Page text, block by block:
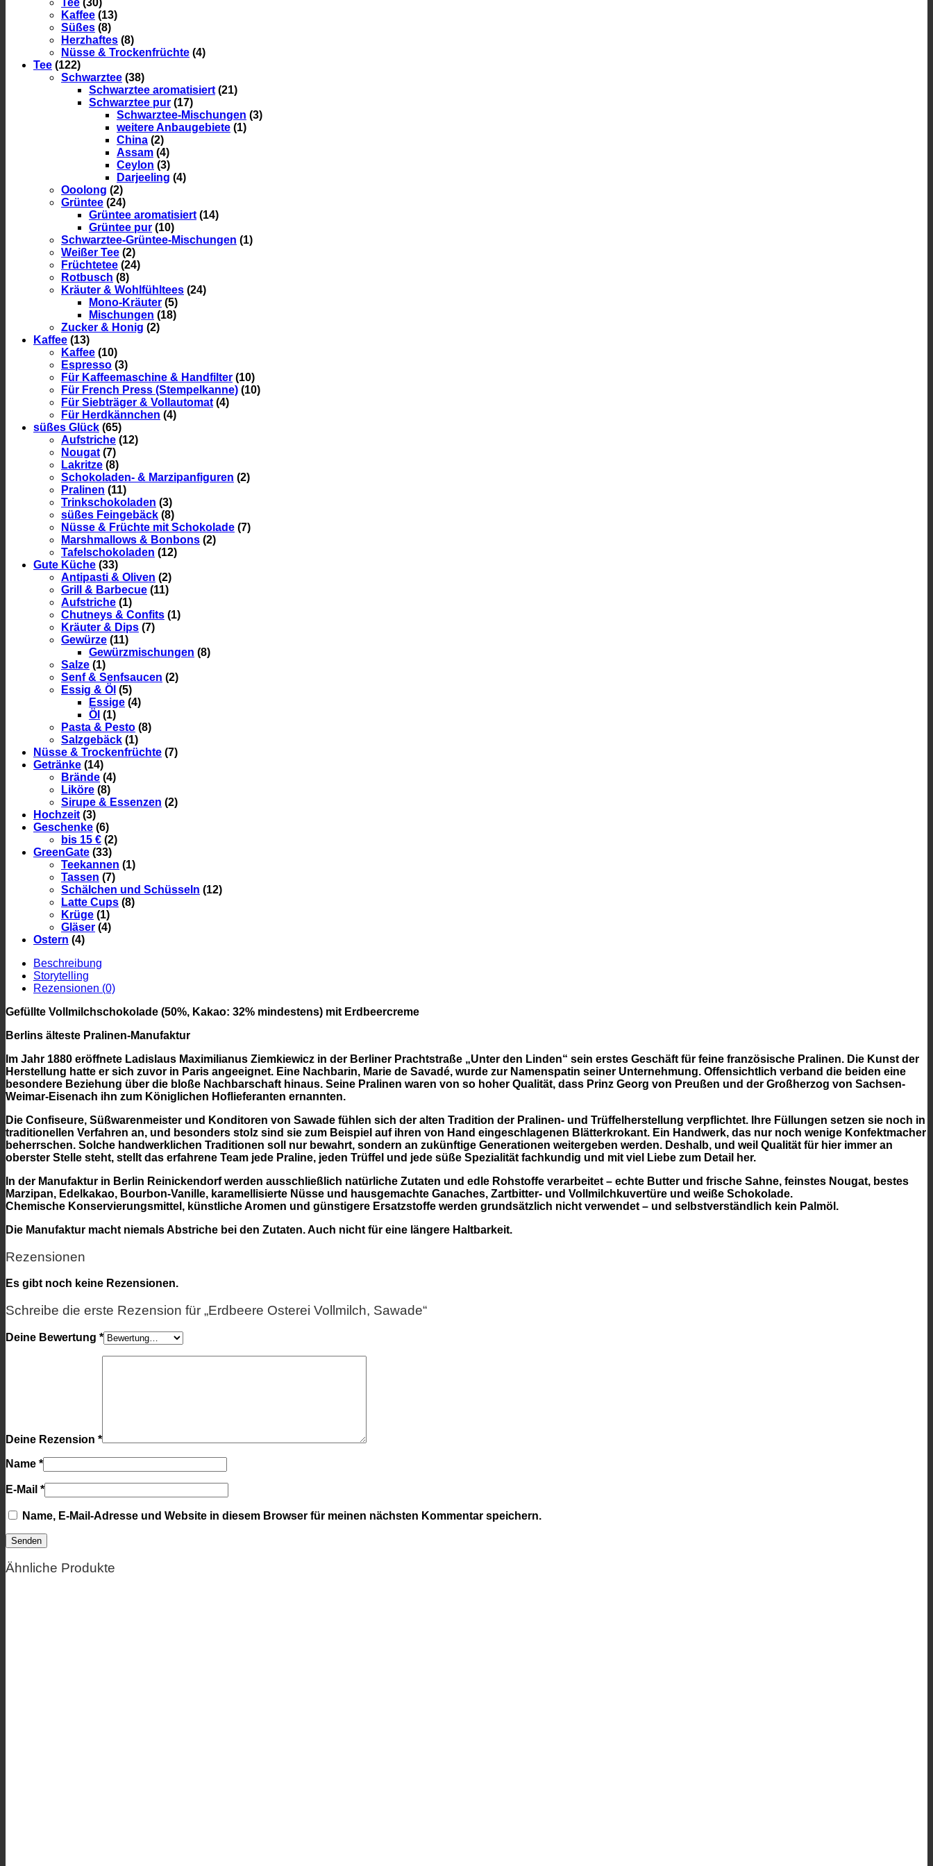
Kaffee (13)
Süßes (8)
Herzhaftes (8)
Nüsse & Trockenfrüchte (4)
Tee (122)
Schwarztee (38)
Schwarztee aromatisiert (21)
Schwarztee pur (17)
Schwarztee-Mischungen (3)
weitere Anbaugebiete (1)
China (2)
Assam (4)
Ceylon (3)
Darjeeling (4)
Ooolong (2)
Grüntee (24)
Grüntee aromatisiert (14)
Grüntee pur (10)
Schwarztee-Grüntee-Mischungen (1)
Weißer Tee (2)
Früchtetee (24)
Rotbusch (8)
Kräuter & Wohlfühltees (24)
Mono-Kräuter (5)
Mischungen (18)
Zucker & Honig (2)
Kaffee (13)
Kaffee (10)
Espresso (3)
Für Kaffeemaschine & Handfilter (10)
Für French Press (Stempelkanne) (10)
Für Siebträger & Vollautomat (4)
Für Herdkännchen (4)
süßes Glück (65)
Aufstriche (12)
Nougat (7)
Lakritze (8)
Schokoladen- & Marzipanfiguren (2)
Pralinen (11)
Trinkschokoladen (3)
süßes Feingebäck (8)
Nüsse & Früchte mit Schokolade (7)
Marshmallows & Bonbons (2)
Tafelschokoladen (12)
Gute Küche (33)
Antipasti & Oliven (2)
Grill & Barbecue (11)
Aufstriche (1)
Chutneys & Confits (1)
Kräuter & Dips (7)
Gewürze (11)
Gewürzmischungen (8)
Salze (1)
Senf & Senfsaucen (2)
Essig & Öl (5)
Essige (4)
Öl (1)
Pasta & Pesto (8)
Salzgebäck (1)
Nüsse & Trockenfrüchte (7)
Getränke (14)
Brände (4)
Liköre (8)
Sirupe & Essenzen (2)
Hochzeit (3)
Geschenke (6)
bis 15 € (2)
GreenGate (33)
Teekannen (1)
Tassen (7)
Schälchen und Schüsseln (12)
Latte Cups (8)
Krüge (1)
Gläser (4)
Ostern (4)
Beschreibung
Storytelling
Rezensionen (0)
Gefüllte Vollmilchschokolade (50%, Kakao: 32% mindestens) mit Erdbeercreme
Berlins älteste Pralinen-Manufaktur
Im Jahr 1880 eröffnete Ladislaus Maximilianus Ziemkiewicz in der Berliner Prachtstraße „Unter den Linden“ sein erstes Geschäft für feine französische Pralinen. Die Kunst der
Herstellung hatte er sich zuvor in Paris angeeignet. Eine Nachbarin, Marie de Savadé, wurde zur Namenspatin seiner Unternehmung. Offensichtlich verband die beiden eine
besondere Beziehung über die bloße Nachbarschaft hinaus. Seine Pralinen waren von so hoher Qualität, dass Prinz Georg von Preußen und der Großherzog von Sachsen-
Weimar-Eisenach ihn zum Königlichen Hoflieferanten ernannten.
Die Confiseure, Süßwarenmeister und Konditoren von Sawade fühlen sich der alten Tradition der Pralinen- und Trüffelherstellung verpflichtet. Ihre Füllungen setzen sie noch in
traditionellen Verfahren an, und besonders stolz sind sie zum Beispiel auf ihren von Hand eingeschlagenen Blätterkrokant. Ein Handwerk, das nur noch wenige Konfektmacher
beherrschen. Solche handwerklichen Traditionen soll nur bewahrt, sondern an zukünftige Generationen weitergeben werden. Deshalb, und weil Qualität für hier immer an
oberster Stelle steht, stellt das erfahrene Team jede Praline, jeden Trüffel und jede süße Spezialität fachkundig und mit viel Liebe zum Detail her.
In der Manufaktur in Berlin Reinickendorf werden ausschließlich natürliche Zutaten und edle Rohstoffe verarbeitet – echte Butter und frische Sahne, feinstes Nougat, bestes
Marzipan, Edelkakao, Bourbon-Vanille, karamellisierte Nüsse und hausgemachte Ganaches, Zartbitter- und Vollmilchkuvertüre und weiße Schokolade.
Chemische Konservierungsmittel, künstliche Aromen und günstigere Ersatzstoffe werden grundsätzlich nicht verwendet – und selbstverständlich kein Palmöl.
Die Manufaktur macht niemals Abstriche bei den Zutaten. Auch nicht für eine längere Haltbarkeit.
Rezensionen
Es gibt noch keine Rezensionen.
Schreibe die erste Rezension für „Erdbeere Osterei Vollmilch, Sawade“
Deine Bewertung *
Deine Rezension *
Name *
E-Mail *
Name, E-Mail-Adresse und Website in diesem Browser für meinen nächsten Kommentar speichern.
Ähnliche Produkte